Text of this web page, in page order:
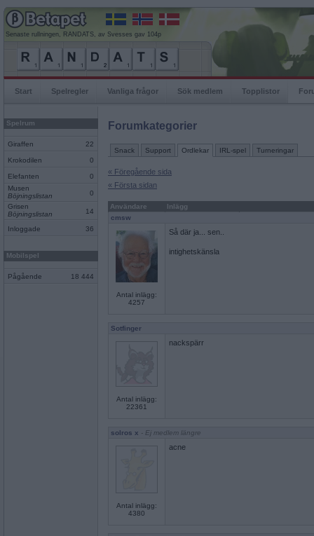
Senaste rullningen, RANDATS, av Svesses gav 104p
Start Spelregler Vanliga frågor Sök medlem Topplistor
Spelrum
Giraffen 22
Krokodilen 0
Elefanten
0
Musen
Böjningslistan
0
Grisen
Böjningslistan
14
Inloggade 36
Mobilspel
Pågående 18 444
Forumkategorier
Snack Support Ordlekar IRL-spel Turneringar
« Föregående sida
« Första sidan
Användare
Inlägg
cmsw
Antal inlägg:
4257
Så där ja... sen..
intighetskänsla
Sotfinger
Antal inlägg:
22361
nackspärr
solros x - Ej medlem längre
Antal inlägg:
4380
acne